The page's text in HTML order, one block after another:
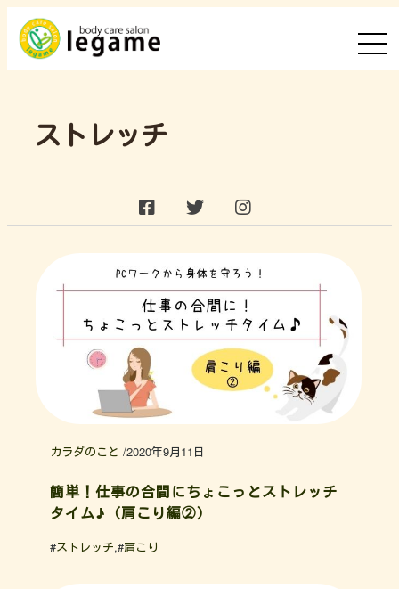
ストレッチ
カラダのこと /2020年9月11日
簡単！仕事の合間にちょこっとストレッチ
タイム♪（肩こり編②）
#ストレッチ,#肩こり